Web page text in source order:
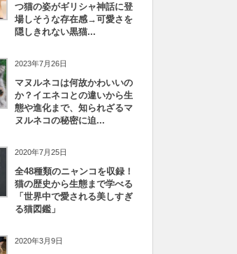
つ猫の姿がギリシャ神話に登
場しそうな存在感→可愛さを
隠しきれない黒猫...
2023年7月26日
マヌルネコは何故かわいいの
か？イエネコとの違いから生
態や進化まで、知られざるマ
ヌルネコの秘密に迫...
2020年7月25日
全48種類のニャンコを収録！
猫の歴史から生態まで学べる
「世界中で愛される美しすぎ
る猫図鑑」
2020年3月9日